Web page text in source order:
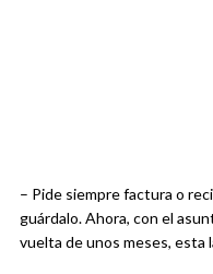
– Pide siempre factura o
guárdalo. Ahora, con el
vuelta de unos meses, esta